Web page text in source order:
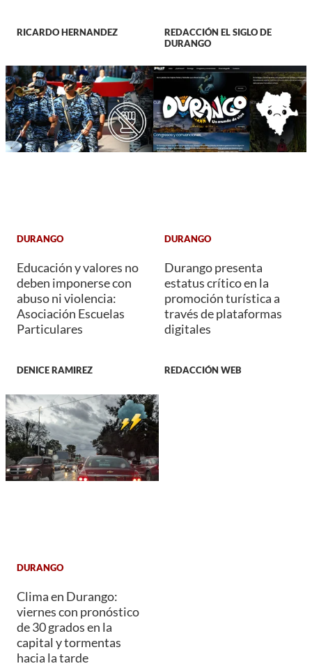
RICARDO HERNANDEZ
REDACCIÓN EL SIGLO DE
DURANGO
DURANGO
Educación y valores no
deben imponerse con
abuso ni violencia:
Asociación Escuelas
Particulares
DENICE RAMIREZ
DURANGO
Durango presenta
estatus crítico en la
promoción turística a
través de plataformas
digitales
REDACCIÓN WEB
DURANGO
Clima en Durango:
viernes con pronóstico
de 30 grados en la
capital y tormentas
hacia la tarde